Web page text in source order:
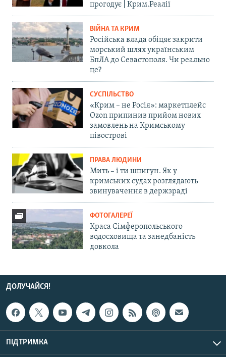
прогодує | Крим.Реалії
ВІЙНА ТА КРИМ
Російська влада обіцяє закрити
морський шлях українським
БпЛА до Севастополя. Чи реально
це?
СУСПІЛЬСТВО
«Крим – не Росія»: маркетплейс
Ozon припинив прийом нових
замовлень на Кримському
півострові
ПРАВА ЛЮДИНИ
Мить – і ти шпигун. Як у
кримських судах розглядають
звинувачення в держзраді
ФОТОГАЛЕРЕЇ
Краса Сімферопольського
водосховища та занедбаність
довкола
ДОЛУЧАЙСЯ!
ПІДТРИМКА